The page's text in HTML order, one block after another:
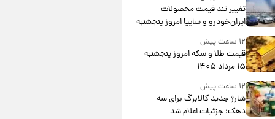
تغییر تند قیمت محصولات
ایران‌خودرو و سایپا امروز پنجشنبه
۱۵ مرداد ۱۴۰۵ +جدول
۱۲ ساعت پیش
قیمت طلا و سکه امروز پنجشنبه
۱۵ مرداد ۱۴۰۵
۱۲ ساعت پیش
شارژ جدید کالابرگ برای سه
دهک؛ جزئیات اعلام شد